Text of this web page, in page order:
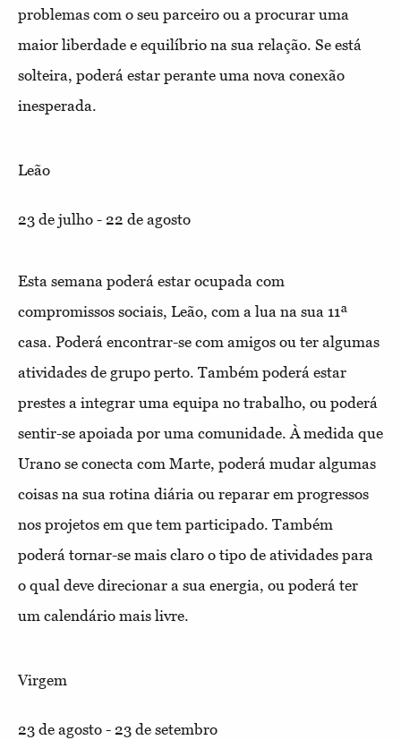
problemas com o seu parceiro ou a procurar uma
maior liberdade e equilíbrio na sua relação. Se está
solteira, poderá estar perante uma nova conexão
inesperada.
Leão
23 de julho - 22 de agosto
Esta semana poderá estar ocupada com
compromissos sociais, Leão, com a lua na sua 11ª
casa. Poderá encontrar-se com amigos ou ter algumas
atividades de grupo perto. Também poderá estar
prestes a integrar uma equipa no trabalho, ou poderá
sentir-se apoiada por uma comunidade. À medida que
Urano se conecta com Marte, poderá mudar algumas
coisas na sua rotina diária ou reparar em progressos
nos projetos em que tem participado. Também
poderá tornar-se mais claro o tipo de atividades para
o qual deve direcionar a sua energia, ou poderá ter
um calendário mais livre.
Virgem
23 de agosto - 23 de setembro